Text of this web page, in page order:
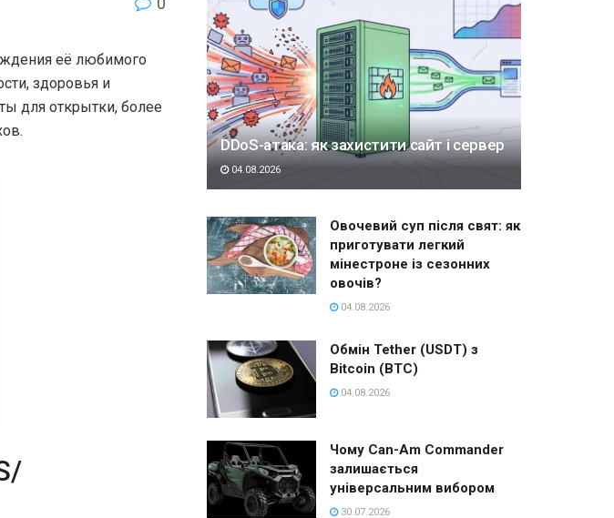
её любимого
здоровья и
для открытки, более
DDoS-атака: як захистити сайт і сервер
04.08.2026
Овочевий суп після свят: як
приготувати легкий
мінестроне із сезонних
овочів?
04.08.2026
Обмін Tether (USDT) з
Bitcoin (BTC)
04.08.2026
Чому Can-Am Commander
залишається
універсальним вибором
30.07.2026